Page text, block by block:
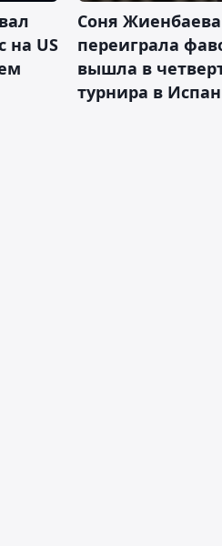
на US
Соня
переиграла
вышла в
турнира в